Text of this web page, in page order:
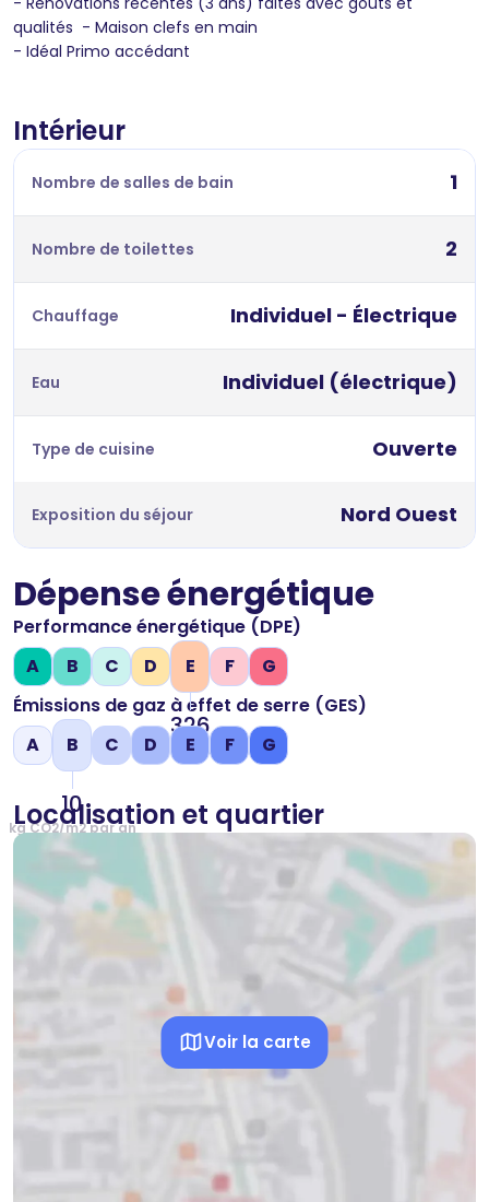
qualités - Maison clefs en main
- Idéal Primo accédant
Intérieur
Nombre de salles de bain 1
Nombre de toilettes 2
Chauffage Individuel - Électrique
Eau Individuel (électrique)
Type de cuisine Ouverte
Exposition du séjour Nord Ouest
Dépense énergétique
Performance énergétique (DPE)
A
B C D E
326
kWh/m2 par an
F
G
Émissions de gaz à effet de serre (GES)
A
B
10
kg CO2/m2 par an
C D E F G
Localisation et quartier
Voir la carte